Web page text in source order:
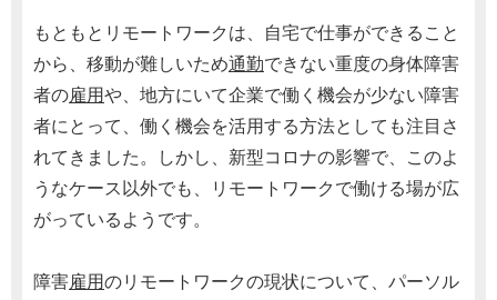
もともとリモートワークは、自宅で仕事ができること
から、移動が難しいため通勤できない重度の身体障害
者の雇用や、地方にいて企業で働く機会が少ない障害
者にとって、働く機会を活用する方法としても注目さ
れてきました。しかし、新型コロナの影響で、このよ
うなケース以外でも、リモートワークで働ける場が広
がっているようです。
障害雇用のリモートワークの現状について、パーソル